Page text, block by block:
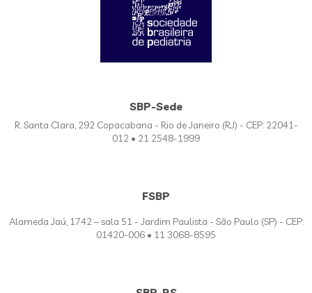
SBP-Sede
R. Santa Clara, 292 Copacabana - Rio de Janeiro (RJ) - CEP: 22041-
012 • 21 2548-1999
FSBP
Alameda Jaú, 1742 – sala 51 - Jardim Paulista - São Paulo (SP) - CEP:
01420-006 • 11 3068-8595